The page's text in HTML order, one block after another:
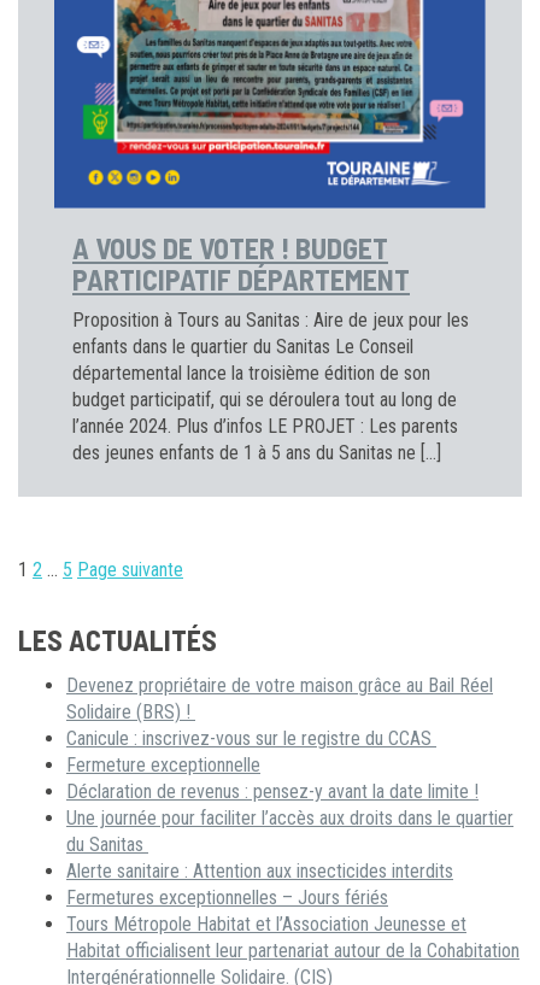
A VOUS DE VOTER ! BUDGET
PARTICIPATIF DÉPARTEMENT
Proposition à Tours au Sanitas : Aire de jeux pour les
enfants dans le quartier du Sanitas Le Conseil
départemental lance la troisième édition de son
budget participatif, qui se déroulera tout au long de
l’année 2024. Plus d’infos LE PROJET : Les parents
des jeunes enfants de 1 à 5 ans du Sanitas ne […]
PAGINATION
PUBLICATIONS
1 2 … 5 Page suivante
LES ACTUALITÉS
Devenez propriétaire de votre maison grâce au Bail Réel
Solidaire (BRS) !
Canicule : inscrivez-vous sur le registre du CCAS
Fermeture exceptionnelle
Déclaration de revenus : pensez-y avant la date limite !
Une journée pour faciliter l’accès aux droits dans le quartier
du Sanitas
Alerte sanitaire : Attention aux insecticides interdits
Fermetures exceptionnelles – Jours fériés
Tours Métropole Habitat et l’Association Jeunesse et
Habitat officialisent leur partenariat autour de la Cohabitation
Intergénérationnelle Solidaire. (CIS)